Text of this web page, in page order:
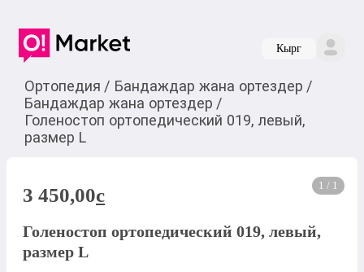
Кырг
Ортопедия / Бандаждар жана ортездер /
Бандаждар жана ортездер /
Голеностоп ортопедический 019, левый,
размер L
1 / 1
3 450,00c
Голеностоп ортопедический 019, левый,
размер L